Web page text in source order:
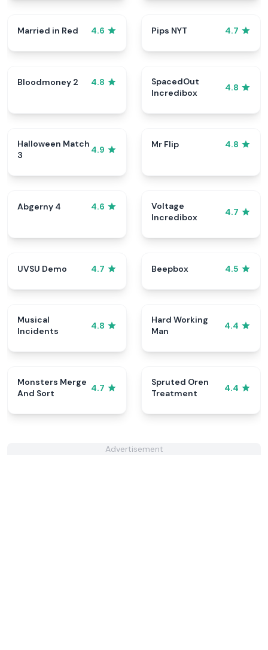
Married in Red 4.6 Pips NYT 4.7
Bloodmoney 2 4.8
SpacedOut
Incredibox
4.8
Halloween Match
3
4.9
Mr Flip 4.8
Abgerny 4 4.6
Voltage
Incredibox
4.7
UVSU Demo 4.7 Beepbox 4.5
Musical
Incidents
4.8
Hard Working
Man
4.4
Monsters Merge
And Sort
4.7
Spruted Oren
Treatment
4.4
Advertisement